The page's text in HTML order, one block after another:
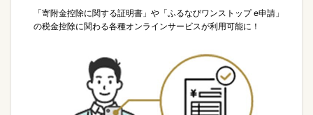
「寄附金控除に関する証明書」や「ふるなびワンストップ e申請」
の税金控除に関わる各種オンラインサービスが利用可能に！